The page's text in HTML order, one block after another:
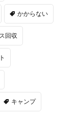
かからない
回収
キャンプ